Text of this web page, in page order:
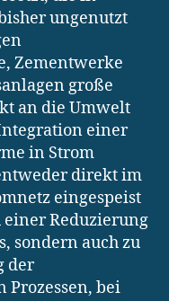
ungenutzt
Zementwerke
große
an die Umwelt
einer
in Strom
direkt im
eingespeist
Reduzierung
sondern auch zu
der
Prozessen, bei